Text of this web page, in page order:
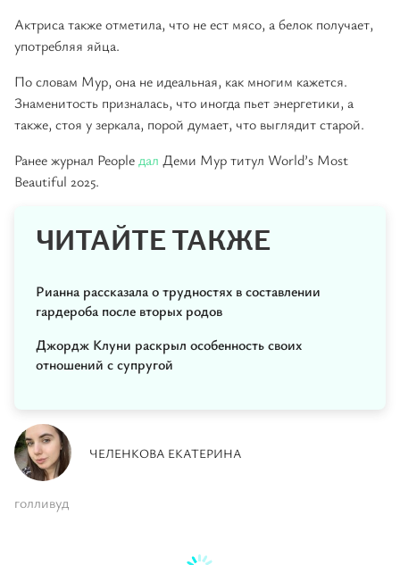
Актриса также отметила, что не ест мясо, а белок получает,
употребляя яйца.
По словам Мур, она не идеальная, как многим кажется.
Знаменитость призналась, что иногда пьет энергетики, а
также, стоя у зеркала, порой думает, что выглядит старой.
Ранее журнал Peopleдал Деми Мур титул World’s Most
Beautiful 2025.
ЧИТАЙТЕ ТАКЖЕ
Рианна рассказала о трудностях в составлении
гардероба после вторых родов
Джордж Клуни раскрыл особенность своих
отношений с супругой
ЧЕЛЕНКОВА ЕКАТЕРИНА
голливуд